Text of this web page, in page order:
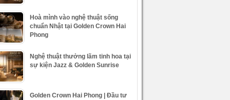
Hoà mình vào nghệ thuật sống
chuẩn Nhật tại Golden Crown Hai
Phong
Nghệ thuật thưởng lãm tinh hoa tại
sự kiện Jazz & Golden Sunrise
Golden Crown Hai Phong | Đầu tư